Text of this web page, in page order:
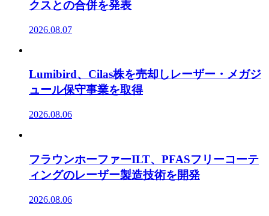
クスとの合併を発表
2026.08.07
Lumibird、Cilas株を売却しレーザー・メガジ
ュール保守事業を取得
2026.08.06
フラウンホーファーILT、PFASフリーコーテ
ィングのレーザー製造技術を開発
2026.08.06